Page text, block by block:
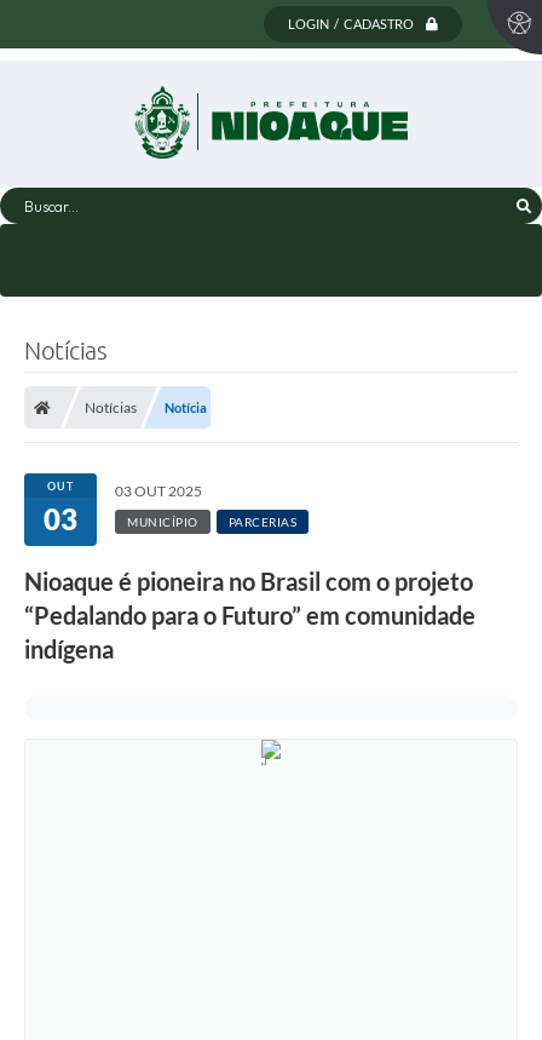
LOGIN / CADASTRO
Buscar...
Notícias
Notícias Notícia
OUT
03
03 OUT 2025
MUNICÍPIO PARCERIAS
Nioaque é pioneira no Brasil com o projeto
“Pedalando para o Futuro” em comunidade
indígena